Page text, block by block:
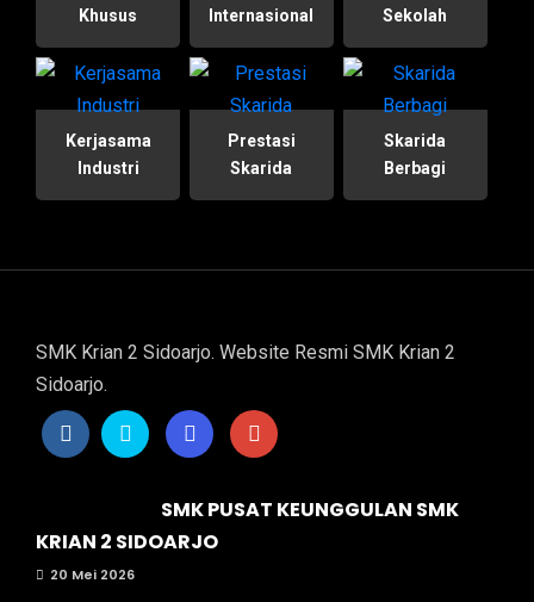
Khusus
Internasional
Sekolah
Kerjasama
Industri
Prestasi
Skarida
Skarida
Berbagi
SMK Krian 2 Sidoarjo. Website Resmi SMK Krian 2
Sidoarjo.
SMK PUSAT KEUNGGULAN SMK
KRIAN 2 SIDOARJO
20 Mei 2026